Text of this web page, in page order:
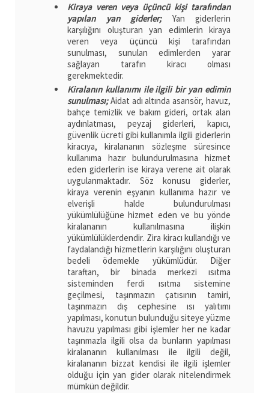
Kiraya veren veya üçüncü kişi tarafından
yapılan yan giderler;Yan giderlerin
karşılığını oluşturan yan edimlerin kiraya
veren veya üçüncü kişi tarafından
sunulması, sunulan edimlerden yarar
sağlayan tarafın kiracı olması
gerekmektedir.
Kiralanın kullanımı ile ilgili bir yan edimin
sunulması;Aidat adı altında asansör, havuz,
bahçe temizlik ve bakım gideri, ortak alan
aydınlatması, peyzaj giderleri, kapıcı,
güvenlik ücreti gibi kullanımla ilgili giderlerin
kiracıya, kiralananın sözleşme süresince
kullanıma hazır bulundurulmasına hizmet
eden giderlerin ise kiraya verene ait olarak
uygulanmaktadır. Söz konusu giderler,
kiraya verenin eşyanın kullanıma hazır ve
elverişli halde bulundurulması
yükümlülüğüne hizmet eden ve bu yönde
kiralananın kullanılmasına ilişkin
yükümlülüklerdendir. Zira kiracı kullandığı ve
faydalandığı hizmetlerin karşılığını oluşturan
bedeli ödemekle yükümlüdür. Diğer
taraftan, bir binada merkezi ısıtma
sisteminden ferdi ısıtma sistemine
geçilmesi, taşınmazın çatısının tamiri,
taşınmazın dış cephesine ısı yalıtımı
yapılması, konutun bulunduğu siteye yüzme
havuzu yapılması gibi işlemler her ne kadar
taşınmazla ilgili olsa da bunların yapılması
kiralananın kullanılması ile ilgili değil,
kiralananın bizzat kendisi ile ilgili işlemler
olduğu için yan gider olarak nitelendirmek
mümkün değildir.